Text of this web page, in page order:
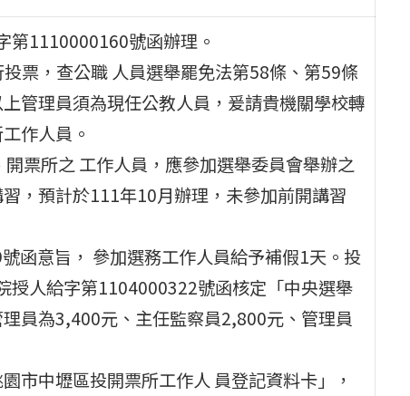
第1110000160號函辦理。
票，查公職 人員選舉罷免法第58條、第59條
管理員須為現任公教人員，爰請貴機關學校轉
作人員。
票所之 工作人員，應參加選舉委員會舉辦之
，預計於111年10月辦理，未參加前開講習
函意旨， 參加選務工作人員給予補假1天。投
授人給字第1104000322號函核定「中央選舉
員為3,400元、主任監察員2,800元、管理員
市中壢區投開票所工作人 員登記資料卡」，